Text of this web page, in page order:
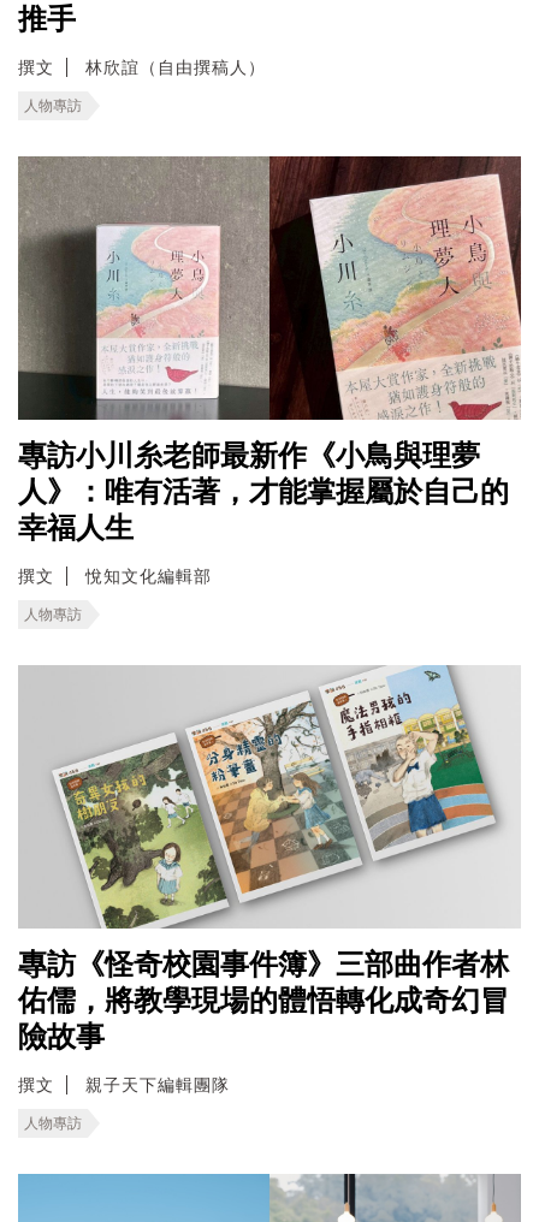
推手
撰文 林欣誼（自由撰稿人）
人物專訪
專訪小川糸老師最新作《小鳥與理夢
人》：唯有活著，才能掌握屬於自己的
幸福人生
撰文 悅知文化編輯部
人物專訪
專訪《怪奇校園事件簿》三部曲作者林
佑儒，將教學現場的體悟轉化成奇幻冒
險故事
撰文 親子天下編輯團隊
人物專訪